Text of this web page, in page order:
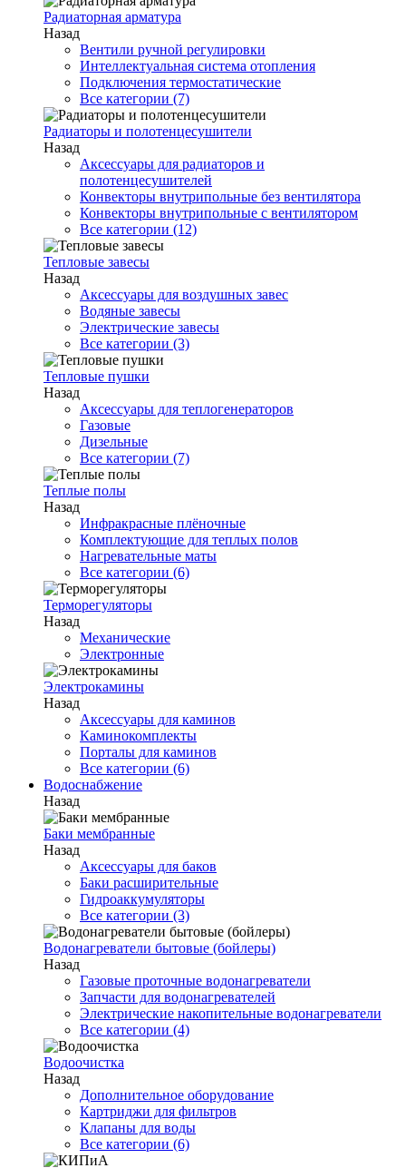
Радиаторная арматура
Назад
Вентили ручной регулировки
Интеллектуальная система отопления
Подключения термостатические
Все категории (7)
Радиаторы и полотенцесушители
Назад
Аксессуары для радиаторов и
полотенцесушителей
Конвекторы внутрипольные без вентилятора
Конвекторы внутрипольные с вентилятором
Все категории (12)
Тепловые завесы
Назад
Аксессуары для воздушных завес
Водяные завесы
Электрические завесы
Все категории (3)
Тепловые пушки
Назад
Аксессуары для теплогенераторов
Газовые
Дизельные
Все категории (7)
Теплые полы
Назад
Инфракрасные плёночные
Комплектующие для теплых полов
Нагревательные маты
Все категории (6)
Терморегуляторы
Назад
Механические
Электронные
Электрокамины
Назад
Аксессуары для каминов
Каминокомплекты
Порталы для каминов
Все категории (6)
Водоснабжение
Назад
Баки мембранные
Назад
Аксессуары для баков
Баки расширительные
Гидроаккумуляторы
Все категории (3)
Водонагреватели бытовые (бойлеры)
Назад
Газовые проточные водонагреватели
Запчасти для водонагревателей
Электрические накопительные водонагреватели
Все категории (4)
Водоочистка
Назад
Дополнительное оборудование
Картриджи для фильтров
Клапаны для воды
Все категории (6)